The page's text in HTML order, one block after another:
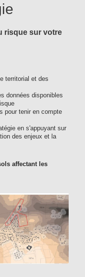
risque sur votre
territorial et des
données disponibles
pour tenir en compte
en s'appuyant sur
des enjeux et la
affectant les